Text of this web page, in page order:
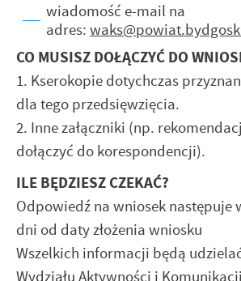
wiadomość e-mail na
adres:
CO MUSISZ DOŁĄCZYĆ DO
1. Kserokopie dotychczas
dla tego przedsięwzięcia.
2. Inne załączniki (np.
dołączyć do korespondencji).
ILE BĘDZIESZ CZEKAĆ?
Odpowiedź na wniosek następuje
dni od daty złożenia wniosku
Wszelkich informacji będą
Wydziału Aktywności i